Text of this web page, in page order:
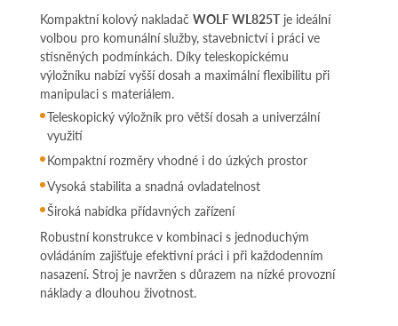
Kompaktní kolový nakladač WOLF WL825Tje ideální
volbou pro komunální služby, stavebnictví i práci ve
stísněných podmínkách. Díky teleskopickému
výložníku nabízí vyšší dosah a maximální flexibilitu při
manipulaci s materiálem.
Teleskopický výložník pro větší dosah a univerzální
využití
Kompaktní rozměry vhodné i do úzkých prostor
Vysoká stabilita a snadná ovladatelnost
Široká nabídka přídavných zařízení
Robustní konstrukce v kombinaci s jednoduchým
ovládáním zajišťuje efektivní práci i při každodenním
nasazení. Stroj je navržen s důrazem na nízké provozní
náklady a dlouhou životnost.